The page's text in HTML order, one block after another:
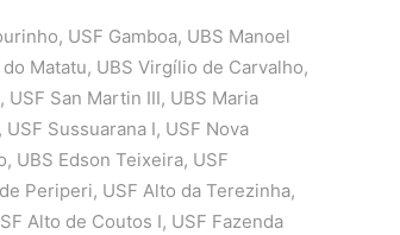
USF Gamboa, UBS Manoel
Matatu, UBS Virgílio de Carvalho,
USF San Martin III, UBS Maria
Sussuarana I, USF Nova
UBS Edson Teixeira, USF
Periperi, USF Alto da Terezinha,
Alto de Coutos I, USF Fazenda